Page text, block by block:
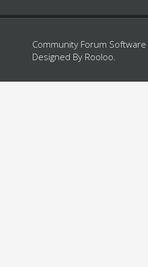
Community Forum
Designed By Rooloo.